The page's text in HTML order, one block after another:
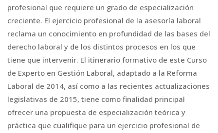
profesional que requiere un grado de especialización
creciente. El ejercicio profesional de la asesoría laboral
reclama un conocimiento en profundidad de las bases del
derecho laboral y de los distintos procesos en los que
tiene que intervenir. El itinerario formativo de este Curso
de Experto en Gestión Laboral, adaptado a la Reforma
Laboral de 2014, así como a las recientes actualizaciones
legislativas de 2015, tiene como finalidad principal
ofrecer una propuesta de especialización teórica y
práctica que cualifique para un ejercicio profesional de